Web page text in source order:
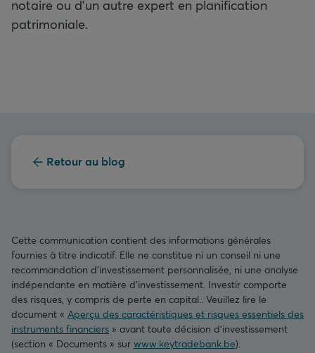
notaire ou d’un autre expert en planification
patrimoniale.
Retour au blog
Cette communication contient des informations générales
fournies à titre indicatif. Elle ne constitue ni un conseil ni une
recommandation d’investissement personnalisée, ni une analyse
indépendante en matière d’investissement. Investir comporte
des risques, y compris de perte en capital.. Veuillez lire le
document « Aperçu des caractéristiques et risques essentiels des
instruments financiers » avant toute décision d’investissement
(section « Documents » sur www.keytradebank.be).